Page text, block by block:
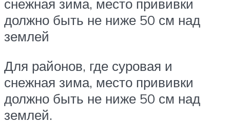
снежная зима, место прививки
должно быть не ниже 50 см над
землей
Для районов, где суровая и
снежная зима, место прививки
должно быть не ниже 50 см над
землей.